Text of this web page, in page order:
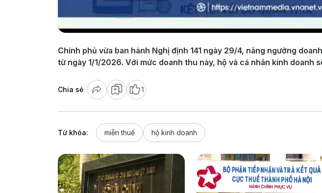
Chính phủ vừa ban hành Nghị định 141 ngày 29/4, nâng ngưỡng
từ ngày 1/1/2026. Với mức doanh thu này, hộ và cá nhân kinh doanh
Chia sẻ 1
Từ khóa: miễn thuế hộ kinh doanh